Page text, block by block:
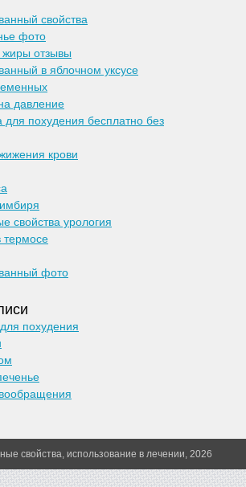
свойства
фото
жиры отзывы
в яблочном уксусе
давление
похудения бесплатно без
крови
свойства урология
фото
похудения
свойства, использование в лечении, 2026